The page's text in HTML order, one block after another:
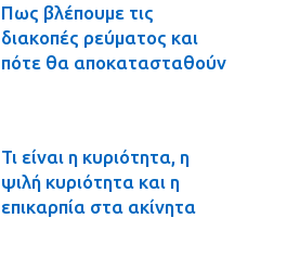
Πως βλέπουμε τις
διακοπές ρεύματος και
πότε θα αποκατασταθούν
Τι είναι η κυριότητα, η
ψιλή κυριότητα και η
επικαρπία στα ακίνητα